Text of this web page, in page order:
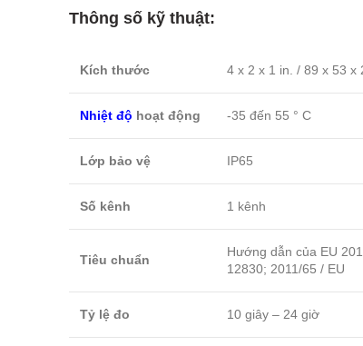
Thông số kỹ thuật:
Kích thước 4 x 2 x 1 in. / 89 x 53 x
Nhiệt độ hoạt động -35 đến 55 ° C
Lớp bảo vệ IP65
Số kênh 1 kênh
Tiêu chuẩn
Hướng dẫn của EU
12830; 2011/65 / EU
Tỷ lệ đo 10 giây – 24 giờ